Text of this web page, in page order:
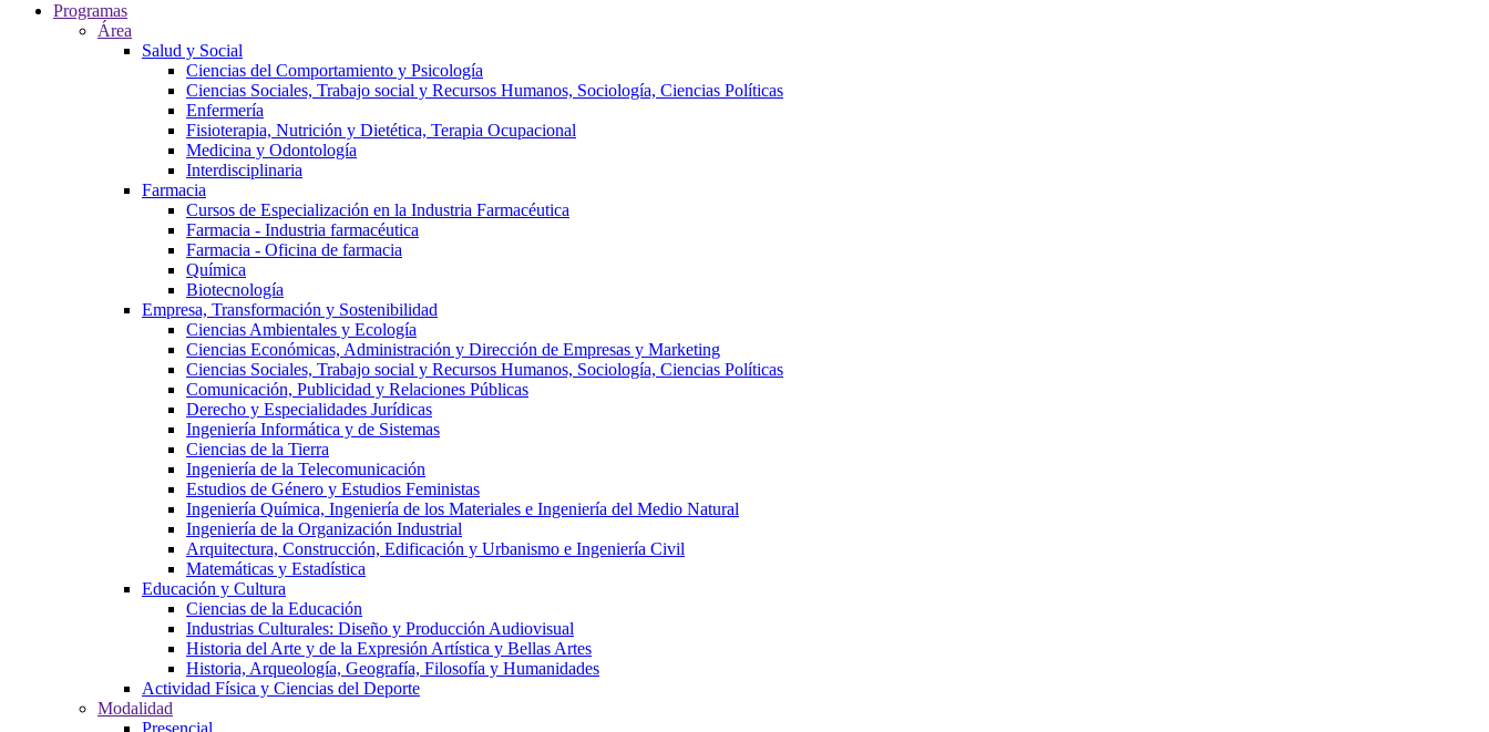
Programas
Área
Salud y Social
Ciencias del Comportamiento y Psicología
Ciencias Sociales, Trabajo social y Recursos Humanos, Sociología, Ciencias Políticas
Enfermería
Fisioterapia, Nutrición y Dietética, Terapia Ocupacional
Medicina y Odontología
Interdisciplinaria
Farmacia
Cursos de Especialización en la Industria Farmacéutica
Farmacia - Industria farmacéutica
Farmacia - Oficina de farmacia
Química
Biotecnología
Empresa, Transformación y Sostenibilidad
Ciencias Ambientales y Ecología
Ciencias Económicas, Administración y Dirección de Empresas y Marketing
Ciencias Sociales, Trabajo social y Recursos Humanos, Sociología, Ciencias Políticas
Comunicación, Publicidad y Relaciones Públicas
Derecho y Especialidades Jurídicas
Ingeniería Informática y de Sistemas
Ciencias de la Tierra
Ingeniería de la Telecomunicación
Estudios de Género y Estudios Feministas
Ingeniería Química, Ingeniería de los Materiales e Ingeniería del Medio Natural
Ingeniería de la Organización Industrial
Arquitectura, Construcción, Edificación y Urbanismo e Ingeniería Civil
Matemáticas y Estadística
Educación y Cultura
Ciencias de la Educación
Industrias Culturales: Diseño y Producción Audiovisual
Historia del Arte y de la Expresión Artística y Bellas Artes
Historia, Arqueología, Geografía, Filosofía y Humanidades
Actividad Física y Ciencias del Deporte
Modalidad
Presencial